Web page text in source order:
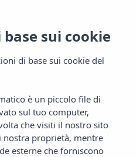
Central City
sui cookie
di base sui cookie del
è un piccolo file di
sul tuo computer,
che visiti il nostro sito
nostra proprietà, mentre
esterne che forniscono